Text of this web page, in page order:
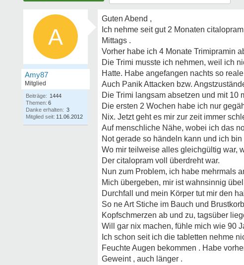
A
Amy87
Mitglied
Beiträge: 1444
Themen: 6
Danke erhalten: 3
Mitglied seit: 11.06.2012
Guten Abend ,
Ich nehme seit gut 2 Monaten
Mittags .
Vorher habe ich 4 Monate Trimipramin
Die Trimi musste ich nehmen, weil ich
Hatte. Habe angefangen nachts so
Auch Panik Attacken bzw.
Die Trimi langsam absetzen und mit 10
Die ersten 2 Wochen habe ich nur
Nix. Jetzt geht es mir zur zeit immer
Auf menschliche Nähe, wobei ich das
Not gerade so händeln kann und ich
Wo mir teilweise alles gleichgültig war,
Der citalopram voll überdreht war.
Nun zum Problem, ich habe mehrmals
Mich übergeben, mir ist wahnsinnig
Durchfall und mein Körper tut mir den
So ne Art Stiche im Bauch und
Kopfschmerzen ab und zu, tagsüber
Will gar nix machen, fühle mich wie 90
Ich schon seit ich die tabletten nehme
Feuchte Augen bekommen . Habe
Geweint , auch länger .